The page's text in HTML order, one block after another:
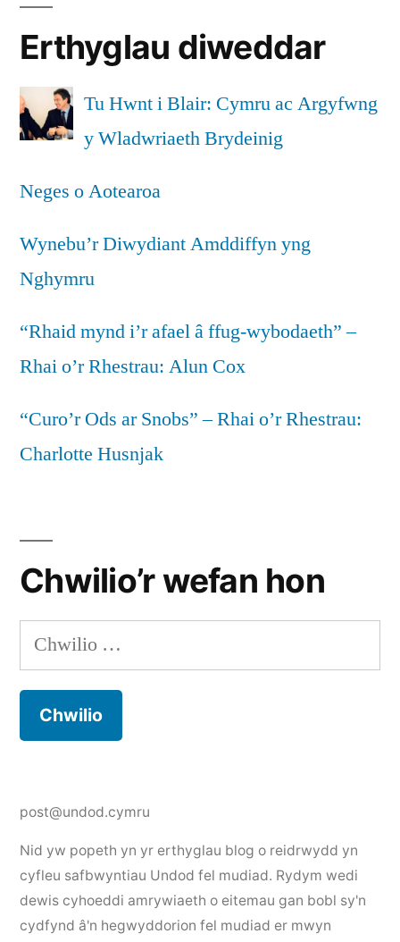
hyn”
Erthyglau diweddar
Tu Hwnt i Blair: Cymru ac Argyfwng
y Wladwriaeth Brydeinig
Neges o Aotearoa
Wynebu’r Diwydiant Amddiffyn yng
Nghymru
“Rhaid mynd i’r afael â ffug-wybodaeth” –
Rhai o’r Rhestrau: Alun Cox
“Curo’r Ods ar Snobs” – Rhai o’r Rhestrau:
Charlotte Husnjak
Chwilio’r wefan hon
Chwilio
am:
post@undod.cymru
Nid yw popeth yn yr erthyglau blog o reidrwydd yn
cyfleu safbwyntiau Undod fel mudiad. Rydym wedi
dewis cyhoeddi amrywiaeth o eitemau gan bobl sy'n
cydfynd â'n hegwyddorion fel mudiad er mwyn